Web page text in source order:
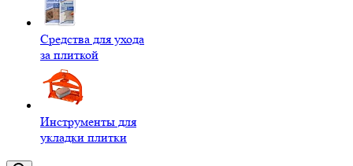
Средства для ухода
за плиткой
Инструменты для
укладки плитки